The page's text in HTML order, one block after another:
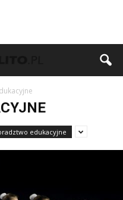
edukacyjne